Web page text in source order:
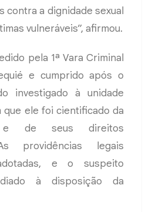
contra a dignidade sexual
vulneráveis”, afirmou.
pela 1ª Vara Criminal
e cumprido após o
investigado à unidade
que ele foi cientificado da
e de seus direitos
providências legais
e o suspeito
à disposição da